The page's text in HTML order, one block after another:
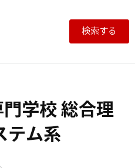
検索する
学校 総合理
テム系